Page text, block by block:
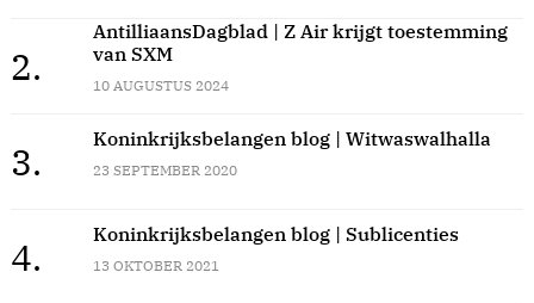
2.
AntilliaansDagblad | Z Air krijgt toestemming
van SXM
10 AUGUSTUS 2024
3.
Koninkrijksbelangen blog | Witwaswalhalla
23 SEPTEMBER 2020
4.
Koninkrijksbelangen blog | Sublicenties
13 OKTOBER 2021